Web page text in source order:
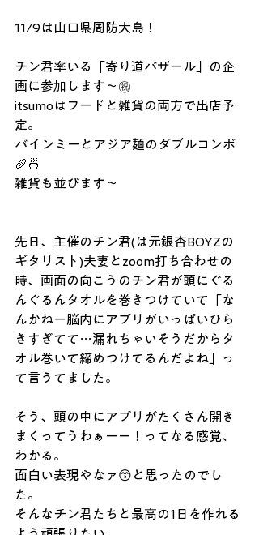
11/9は山口県周防大島！
チン君率いる「寄り道バザール」の企
画に参加します〜㊗️
itsumoはフードと雑貨の両方で出店予
定。
バインミーとアジア麺のダブルコンボ
🥖🍜
雑貨も並びます〜
先日、主催のチン君(は元銀杏BOYZの
ギタリスト)夫妻とzoom打ち合わせの
時、画面の向こうのチン君が頭にぐる
んぐるんタオルを巻きつけていて「な
んかねー脳内にアプリがいっぱいひら
きすぎてて…漏れちゃいそうだからタ
オル巻いて締めつけてるんだよね」っ
て言うてました。
そう、頭の中にアプリがたくさん開き
まくってうわぁーー！ってなる感覚、
わかる。
面白い表現やなァ😙と思ったのでし
た。
そんなチン君たちと最高の1日を作れる